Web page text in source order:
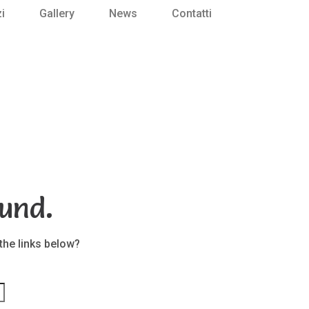
Gallery News Contatti
links below?